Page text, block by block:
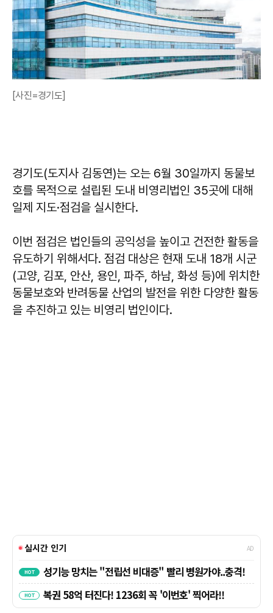
[사진=경기도]
경기도(도지사 김동연)는 오는 6월 30일까지 동물보
호를 목적으로 설립된 도내 비영리법인 35곳에 대해
일제 지도·점검을 실시한다.
이번 점검은 법인들의 공익성을 높이고 건전한 활동을
유도하기 위해서다. 점검 대상은 현재 도내 18개 시군
(고양, 김포, 안산, 용인, 파주, 하남, 화성 등)에 위치한
동물보호와 반려동물 산업의 발전을 위한 다양한 활동
을 추진하고 있는 비영리 법인이다.